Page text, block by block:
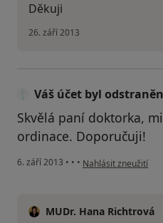
Děkuji
26. září 2013
Váš účet byl odstraněn
Skvělá paní doktorka,
ordinace. Doporučuji!
6. září 2013 • • • podle názoru
Nahlásit zneužití
MUDr. Hana Richtrová